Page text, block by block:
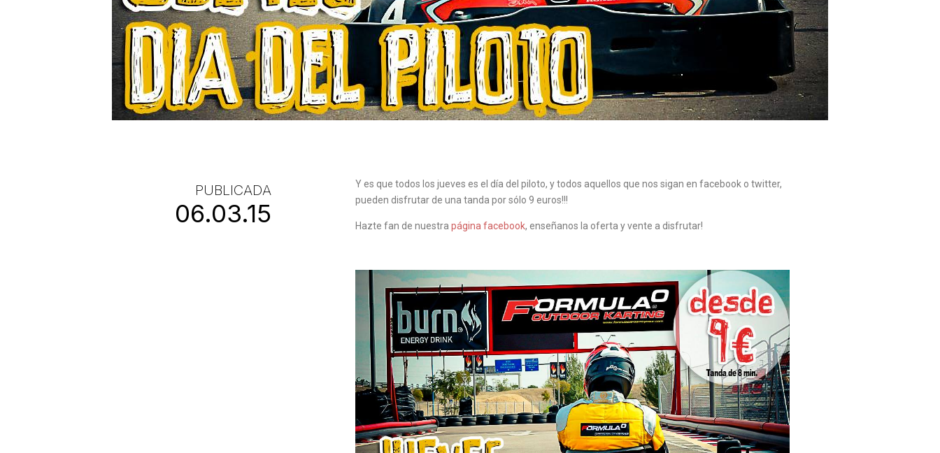
PUBLICADA
06.03.15
Y es que todos los jueves es el día del piloto, y todos aquellos que nos sigan en facebook o twitter,
pueden disfrutar de una tanda por sólo 9 euros!!!
Hazte fan de nuestra página facebook, enseñanos la oferta y vente a disfrutar!